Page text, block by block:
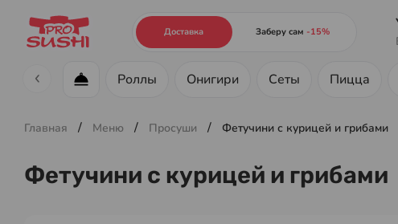
Доставка Заберу сам -15%
Меню ресторана
Роллы Онигири Сеты Пицца
Главная / Меню / Просуши / Фетучини с курицей и грибами
Фетучини с курицей и грибами